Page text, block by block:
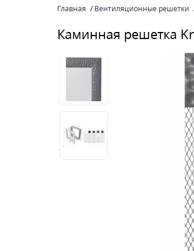
Главная Вентиляционные решетки
Каминная решетка